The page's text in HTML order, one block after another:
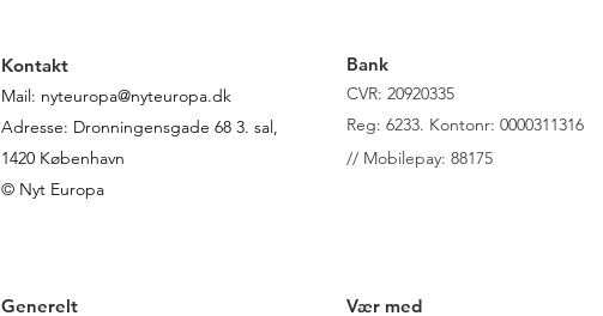
Kontakt
Mail: nyteuropa@nyteuropa.dk
Adresse: Dronningensgade 68 3. sal,
1420 København
© Nyt Europa
Bank
CVR: 20920335
Reg: 6233. Kontonr: 0000311316
// Mobilepay: 88175
Generelt Vær med